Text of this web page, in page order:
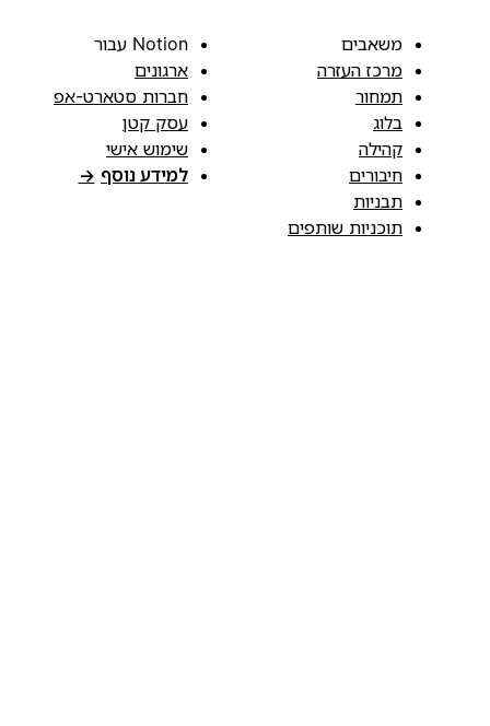
משאבים
מרכז העזרה
תמחור
בלוג
קהילה
חיבורים
תבניות
תוכניות שותפים
Notion עבור
ארגונים
חברות סטארט-אפ
עסק קטן
שימוש אישי
למידע נוסף →